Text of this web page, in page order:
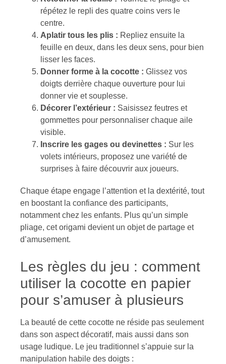
répétez le repli des quatre coins vers le
centre.
Aplatir tous les plis : Repliez ensuite la
feuille en deux, dans les deux sens, pour bien
lisser les faces.
Donner forme à la cocotte : Glissez vos
doigts derrière chaque ouverture pour lui
donner vie et souplesse.
Décorer l’extérieur : Saisissez feutres et
gommettes pour personnaliser chaque aile
visible.
Inscrire les gages ou devinettes : Sur les
volets intérieurs, proposez une variété de
surprises à faire découvrir aux joueurs.
Chaque étape engage l’attention et la dextérité, tout
en boostant la confiance des participants,
notamment chez les enfants. Plus qu’un simple
pliage, cet origami devient un objet de partage et
d’amusement.
Les règles du jeu : comment
utiliser la cocotte en papier
pour s’amuser à plusieurs
La beauté de cette cocotte ne réside pas seulement
dans son aspect décoratif, mais aussi dans son
usage ludique. Le jeu traditionnel s’appuie sur la
manipulation habile des doigts :